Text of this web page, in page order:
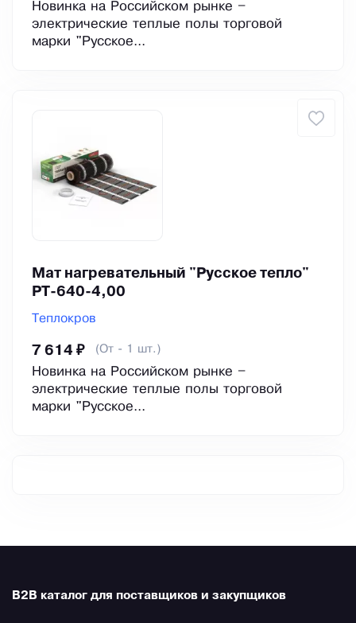
Новинка на Российском рынке –
электрические теплые полы торговой
марки "Русское...
Мат нагревательный "Русское тепло"
РТ-640-4,00
Теплокров
7 614 ₽ (От - 1 шт.)
Новинка на Российском рынке –
электрические теплые полы торговой
марки "Русское...
B2B каталог для поставщиков и закупщиков